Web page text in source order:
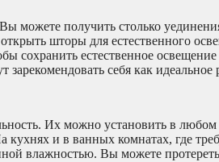
получить столько
шторы для естественного
сохранить естественное
себя как
Их можно установить в
и в ванных комнатах, где
влажностью. Вы можете